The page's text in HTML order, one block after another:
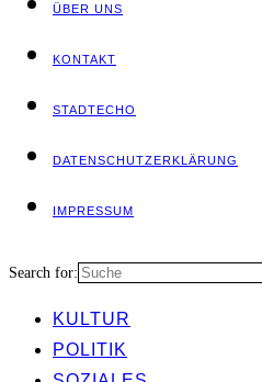
ÜBER UNS
KON­TAKT
STADT­ECHO
DATEN­SCHUTZ­ER­KLÄ­RUNG
IMPRES­SUM
Search for:
KUL­TUR
POLI­TIK